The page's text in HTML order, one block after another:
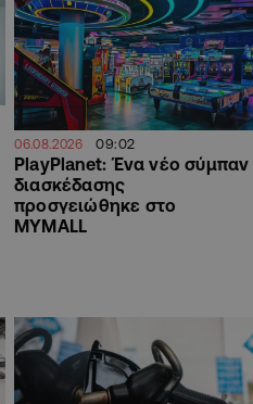
06.08.2026 09:02
PlayPlanet: Ένα νέο σύμπαν
διασκέδασης
προσγειώθηκε στο
MYMALL